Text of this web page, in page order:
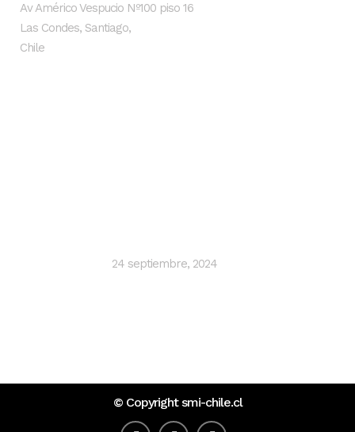
Av Américo Vespucio Nº100 piso 16
Las Condes, Santiago,
Chile
24 septiembre, 2024
© Copyrightsmi-chile.cl